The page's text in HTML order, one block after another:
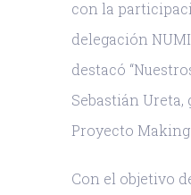
con la
delegación
destacó
Sebastián
Proyecto Making
Con el objetivo